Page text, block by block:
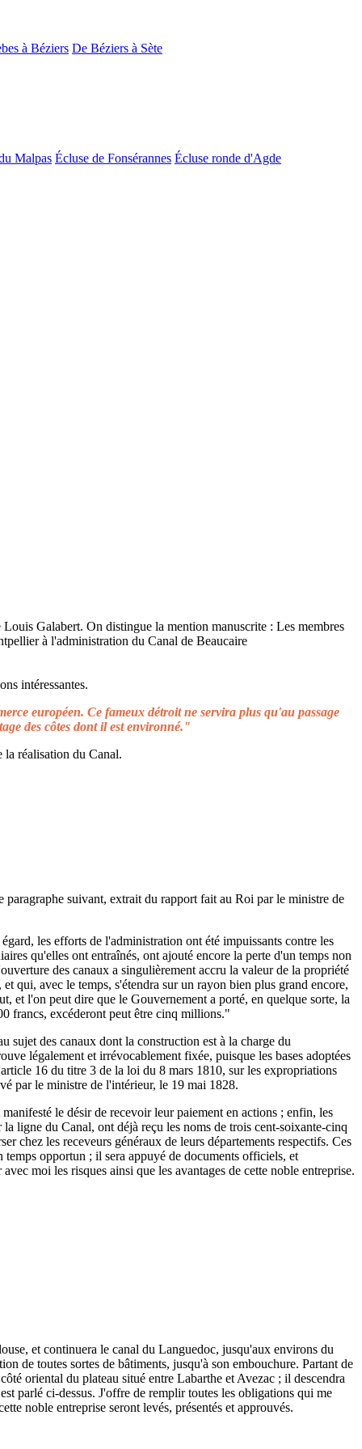
à Béziers De Béziers à Sète
Malpas Écluse de Fonsérannes Écluse ronde d'Agde
intéressantes.
européen. Ce fameux détroit ne servira plus qu'au passage
des côtes dont il est environné."
réalisation du Canal.
suivant, extrait du rapport fait au Roi par le ministre de
les efforts de l'administration ont été impuissants contre les
qu'elles ont entraînés, ont ajouté encore la perte d'un temps non
des canaux a singulièrement accru la valeur de la propriété
qui, avec le temps, s'étendra sur un rayon bien plus grand encore,
et l'on peut dire que le Gouvernement a porté, en quelque sorte, la
francs, excéderont peut être cinq millions."
sujet des canaux dont la construction est à la charge du
légalement et irrévocablement fixée, puisque les bases adoptées
16 du titre 3 de la loi du 8 mars 1810, sur les expropriations
par le ministre de l'intérieur, le 19 mai 1828.
le désir de recevoir leur paiement en actions ; enfin, les
ligne du Canal, ont déjà reçu les noms de trois cent-soixante-cinq
chez les receveurs généraux de leurs départements respectifs. Ces
temps opportun ; il sera appuyé de documents officiels, et
moi les risques ainsi que les avantages de cette noble entreprise.
et continuera le canal du Languedoc, jusqu'aux environs du
de toutes sortes de bâtiments, jusqu'à son embouchure. Partant de
oriental du plateau situé entre Labarthe et Avezac ; il descendra
parlé ci-dessus. J'offre de remplir toutes les obligations qui me
noble entreprise seront levés, présentés et approuvés.